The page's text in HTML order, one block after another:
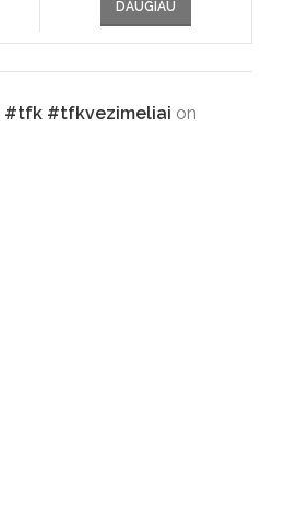
DAUGIAU
#tfk #tfkvezimeliai on